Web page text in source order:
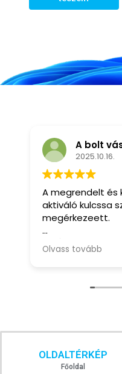
A bolt
2025.10.16.
A megrendelt
aktiváló kulcssa
megérkezeett.
· Ár, gyorsaság!
· Nincs
Olvass tovább
OLDALTÉRKÉP
Főoldal